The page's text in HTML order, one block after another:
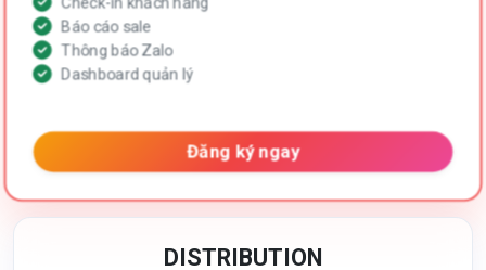
Báo cáo sale
Thông báo Zalo
Dashboard quản lý
Đăng ký ngay
DISTRIBUTION